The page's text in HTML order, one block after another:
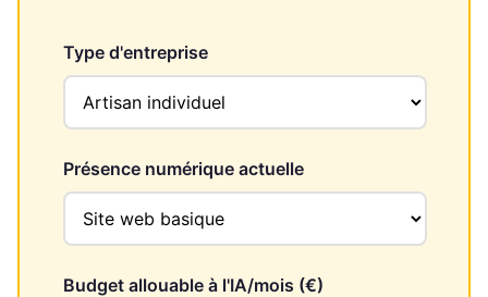
Type d'entreprise
Présence numérique actuelle
Budget allouable à l'IA/mois (€)